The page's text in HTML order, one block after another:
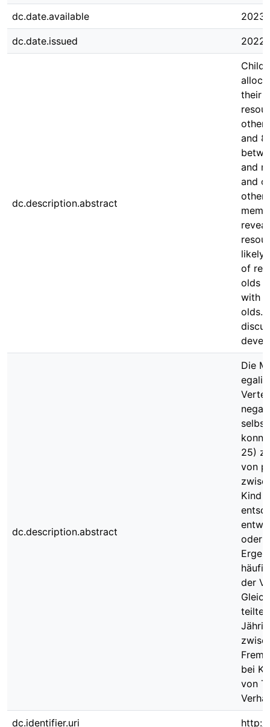
dc.date.available 2023-
dc.date.issued
dc.description.abstract
their
and
and
and
other
likely
of
olds
with
olds.
dc.description.abstract
Die
25)
von
Kind
oder
der
bei
von
dc.identifier.uri